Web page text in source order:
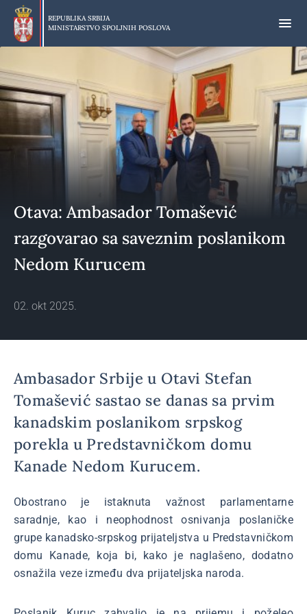
Preskoči
glavni
deo
REPUBLIKA SRBIJA
MINISTARSTVO SPOLJNIH POSLOVA
Otava: Ambasador Tomašević
razgovarao sa saveznim poslanikom
Nedom Kurucem
02. okt 2025.
Ambasador Srbije u Otavi Stefan
Tomašević sastao se danas sa prvim
kanadskim poslanikom srpskog
porekla u Predstavničkom domu
Kanade Nedom Kurucem.
Obostrano je istaknuta važnost parlamentarne
saradnje, kao i neophodnost osnivanja poslaničke
grupe kanadsko-srpskog prijateljstva u Predstavničkom
domu Kanade, koja bi, kako je naglašeno, dodatno
osnažila veze između dva prijateljska naroda.